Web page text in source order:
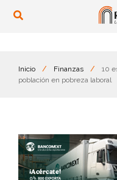
Inicio / Finanzas /
10
población en pobreza laboral